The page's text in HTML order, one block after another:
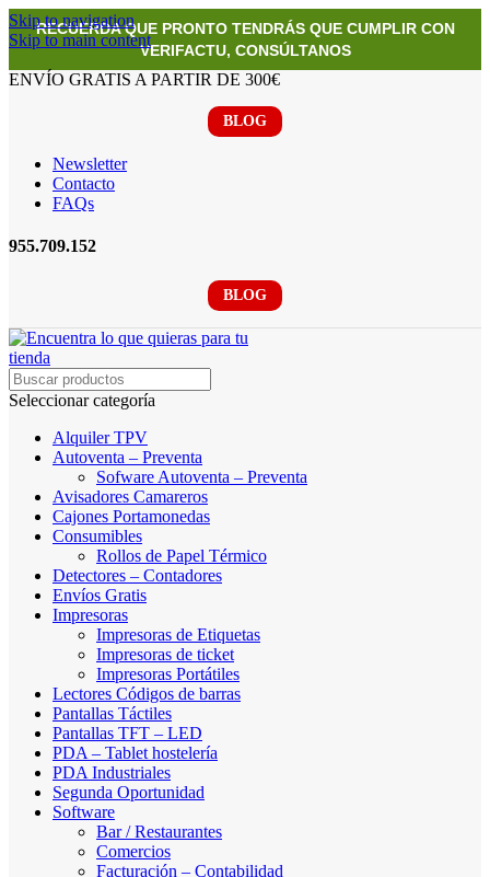
Skip to navigation
Skip to main content
RECUERDA QUE PRONTO TENDRÁS QUE CUMPLIR CON
VERIFACTU, CONSÚLTANOS
ENVÍO GRATIS A PARTIR DE 300€
BLOG
Newsletter
Contacto
FAQs
955.709.152
BLOG
Seleccionar categoría
Alquiler TPV
Autoventa – Preventa
Sofware Autoventa – Preventa
Avisadores Camareros
Cajones Portamonedas
Consumibles
Rollos de Papel Térmico
Detectores – Contadores
Envíos Gratis
Impresoras
Impresoras de Etiquetas
Impresoras de ticket
Impresoras Portátiles
Lectores Códigos de barras
Pantallas Táctiles
Pantallas TFT – LED
PDA – Tablet hostelería
PDA Industriales
Segunda Oportunidad
Software
Bar / Restaurantes
Comercios
Facturación – Contabilidad